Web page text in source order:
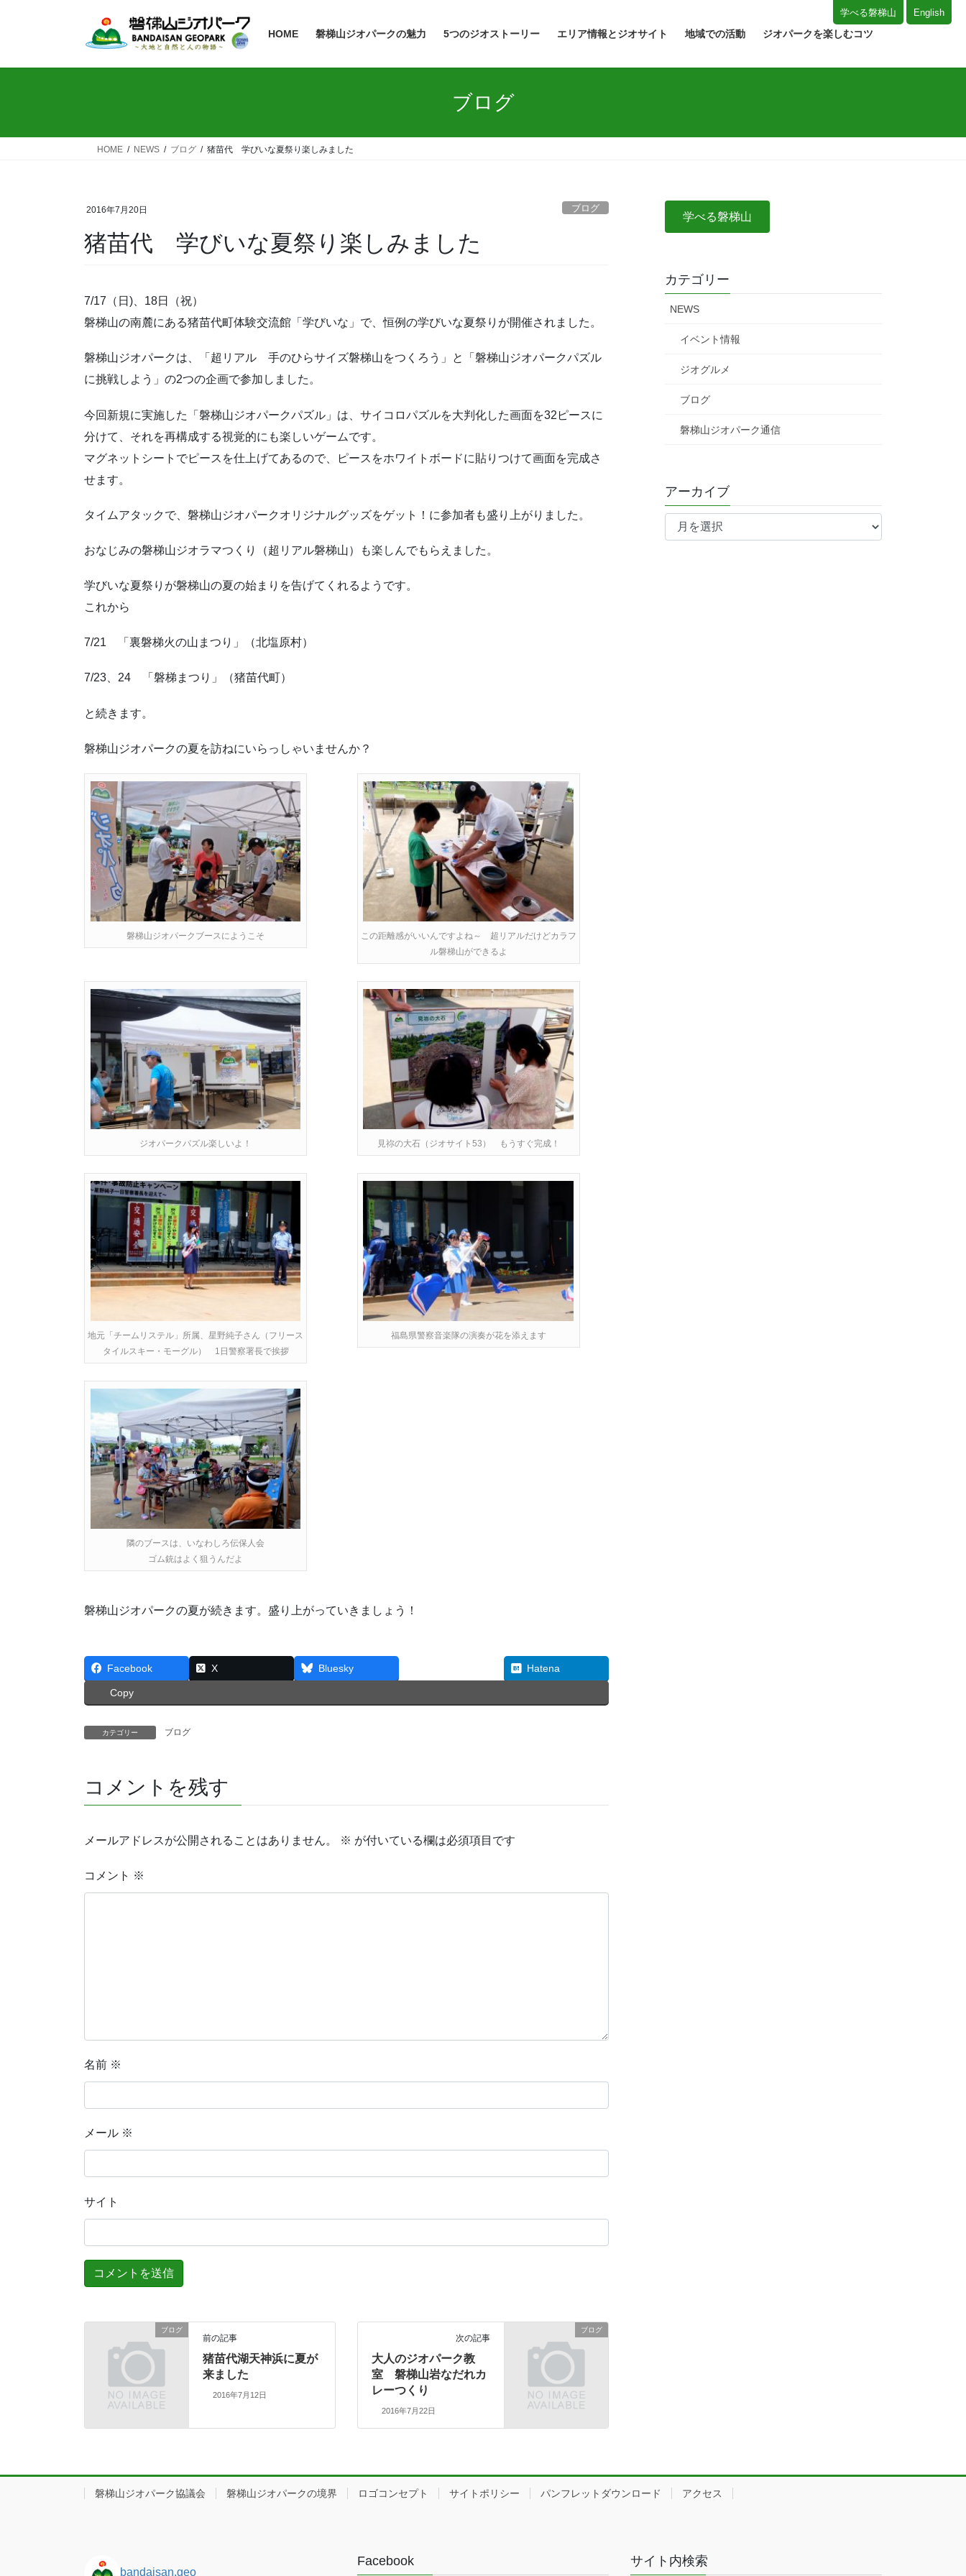
HOME 磐梯山ジオパークの魅力 5つのジオストーリー エリア情報とジオサイト 地域での活動 ジオパークを楽しむコツ
学べる磐梯山 English
ブログ
HOME NEWS ブログ 猪苗代 学びいな夏祭り楽しみました
2016年7月20日 ブログ
猪苗代 学びいな夏祭り楽しみました
7/17（日)、18日（祝）
磐梯山の南麓にある猪苗代町体験交流館「学びいな」で、恒例の学びいな夏祭りが開催されました。
磐梯山ジオパークは、「超リアル 手のひらサイズ磐梯山をつくろう」と「磐梯山ジオパークパズル
に挑戦しよう」の2つの企画で参加しました。
今回新規に実施した「磐梯山ジオパークパズル」は、サイコロパズルを大判化した画面を32ピースに
分けて、それを再構成する視覚的にも楽しいゲームです。
マグネットシートでピースを仕上げてあるので、ピースをホワイトボードに貼りつけて画面を完成さ
せます。
タイムアタックで、磐梯山ジオパークオリジナルグッズをゲット！に参加者も盛り上がりました。
おなじみの磐梯山ジオラマつくり（超リアル磐梯山）も楽しんでもらえました。
学びいな夏祭りが磐梯山の夏の始まりを告げてくれるようです。
これから
7/21 「裏磐梯火の山まつり」（北塩原村）
7/23、24 「磐梯まつり」（猪苗代町）
と続きます。
磐梯山ジオパークの夏を訪ねにいらっしゃいませんか？
磐梯山ジオパークブースにようこそ
この距離感がいいんですよね～ 超リアルだけどカラフ
ル磐梯山ができるよ
ジオパークパズル楽しいよ！ 見祢の大石（ジオサイト53） もうすぐ完成！
地元「チームリステル」所属、星野純子さん（フリース
タイルスキー・モーグル） 1日警察署長で挨拶
福島県警察音楽隊の演奏が花を添えます
隣のブースは、いなわしろ伝保人会
ゴム銃はよく狙うんだよ
磐梯山ジオパークの夏が続きます。盛り上がっていきましょう！
Facebook X Bluesky Hatena
Copy
カテゴリー ブログ
コメントを残す
メールアドレスが公開されることはありません。 ※ が付いている欄は必須項目です
コメント ※
名前 ※
メール ※
サイト
ブログ
前の記事
猪苗代湖天神浜に夏が
来ました
2016年7月12日
ブログ
次の記事
大人のジオパーク教
室 磐梯山岩なだれカ
レーつくり
2016年7月22日
学べる磐梯山
カテゴリー
NEWS
イベント情報
ジオグルメ
ブログ
磐梯山ジオパーク通信
アーカイブ
ア
磐梯山ジオパーク協議会 磐梯山ジオパークの境界 ロゴコンセプト サイトポリシー パンフレットダウンロード アクセス
bandaisan.geo
Facebook サイト内検索